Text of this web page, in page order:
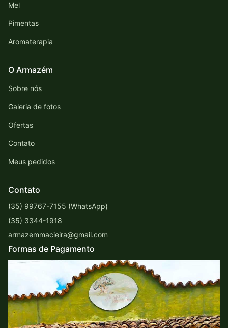
Mel
Pimentas
Aromaterapia
O Armazém
Sobre nós
Galeria de fotos
Ofertas
Contato
Meus pedidos
Contato
(35) 99767-7155 (WhatsApp)
(35) 3344-1918
armazemmacieira@gmail.com
Formas de Pagamento